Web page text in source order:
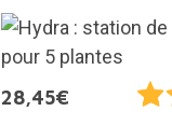
28,45€